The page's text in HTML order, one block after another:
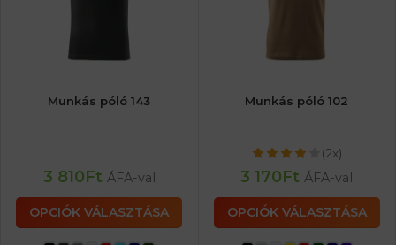
Munkás póló 143
3 810Ft ÁFA-val
OPCIÓK VÁLASZTÁSA
Munkás póló 102
(2x)
3 170Ft ÁFA-val
OPCIÓK VÁLASZTÁSA